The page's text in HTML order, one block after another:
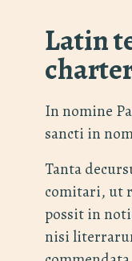
Latin
In nomine
sancti in
Tanta
comitari, ut
possit in
nisi